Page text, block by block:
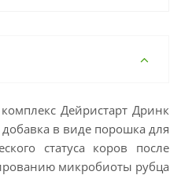
Дейристарт Дринк
в виде порошка для
статуса коров после
микробиоты рубца